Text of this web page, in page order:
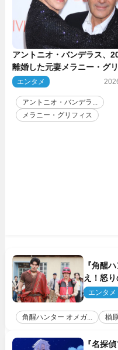
アントニオ・バンデラス、
離婚した元妻メラニー・グ
今も「親友の一人」
エンタメ
アントニオ・バンデラ...
メラニー・グリフィス
『角醒
え！怒
がハン
エンタメ
角醒ハンター オメガ... 楢
『名探